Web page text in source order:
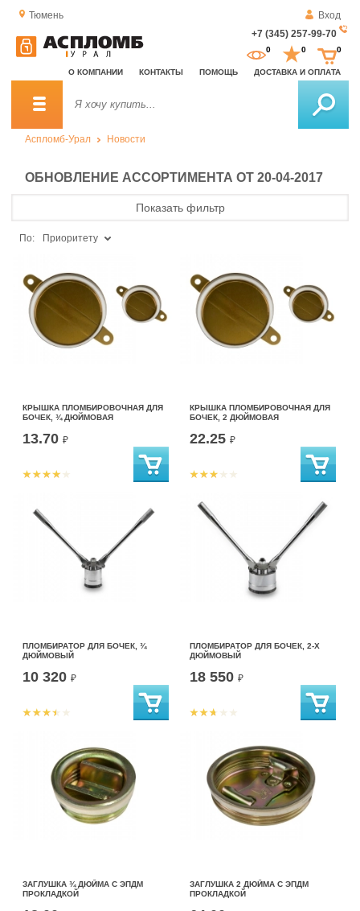
Тюмень
Вход
+7 (345) 257-99-70
О КОМПАНИИ КОНТАКТЫ ПОМОЩЬ ДОСТАВКА И ОПЛАТА
0 0 0
Аспломб-Урал Новости
ОБНОВЛЕНИЕ АССОРТИМЕНТА ОТ 20-04-2017
Показать фильтр
По: Приоритету
КРЫШКА ПЛОМБИРОВОЧНАЯ ДЛЯ
БОЧЕК, ¾ ДЮЙМОВАЯ
13.70 ₽
КРЫШКА ПЛОМБИРОВОЧНАЯ ДЛЯ
БОЧЕК, 2 ДЮЙМОВАЯ
22.25 ₽
ПЛОМБИРАТОР ДЛЯ БОЧЕК, ¾
ДЮЙМОВЫЙ
10 320 ₽
ПЛОМБИРАТОР ДЛЯ БОЧЕК, 2-Х
ДЮЙМОВЫЙ
18 550 ₽
ЗАГЛУШКА ¾ ДЮЙМА C ЭПДМ
ПРОКЛАДКОЙ
ЗАГЛУШКА 2 ДЮЙМА С ЭПДМ
ПРОКЛАДКОЙ